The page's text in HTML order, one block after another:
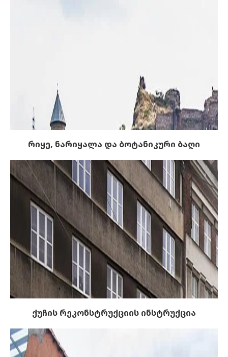
რიყე, ნარიყალა და ბოტანიკური ბაღი
ქუჩის რეკონსტრუქციის ინსტრუქცია